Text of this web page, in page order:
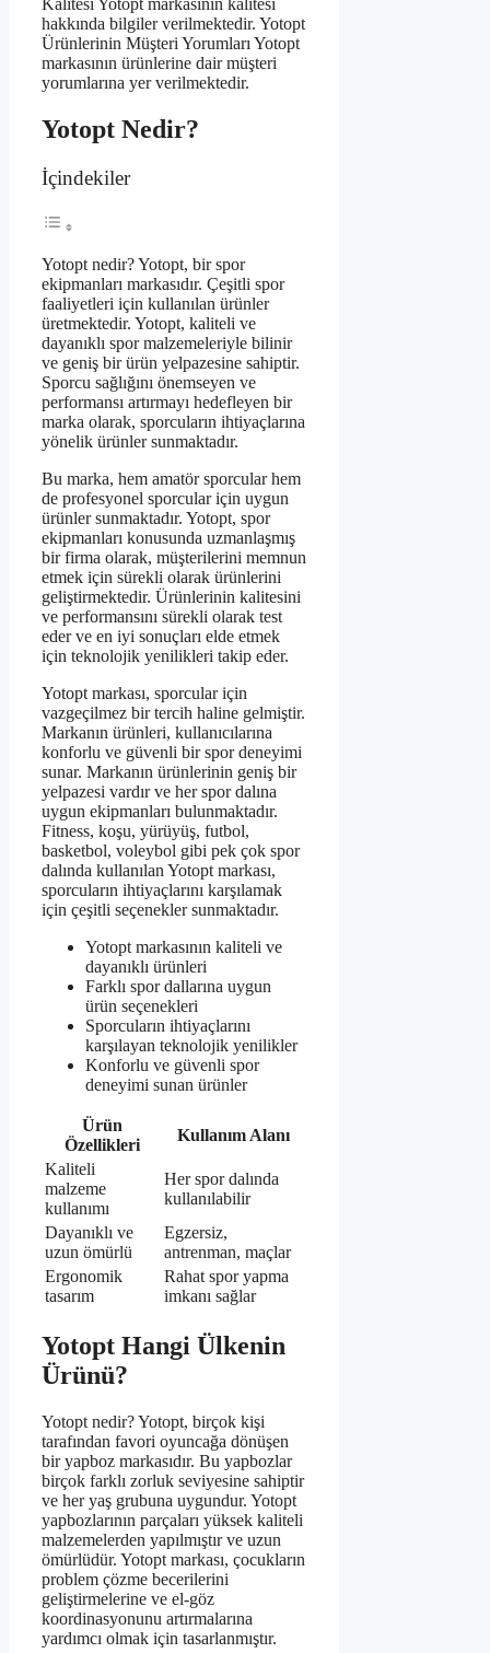
Kalitesi Yotopt markasının kalitesi
hakkında bilgiler verilmektedir. Yotopt
Ürünlerinin Müşteri Yorumları Yotopt
markasının ürünlerine dair müşteri
yorumlarına yer verilmektedir.
Yotopt Nedir?
İçindekiler
Yotopt nedir? Yotopt, bir spor
ekipmanları markasıdır. Çeşitli spor
faaliyetleri için kullanılan ürünler
üretmektedir. Yotopt, kaliteli ve
dayanıklı spor malzemeleriyle bilinir
ve geniş bir ürün yelpazesine sahiptir.
Sporcu sağlığını önemseyen ve
performansı artırmayı hedefleyen bir
marka olarak, sporcuların ihtiyaçlarına
yönelik ürünler sunmaktadır.
Bu marka, hem amatör sporcular hem
de profesyonel sporcular için uygun
ürünler sunmaktadır. Yotopt, spor
ekipmanları konusunda uzmanlaşmış
bir firma olarak, müşterilerini memnun
etmek için sürekli olarak ürünlerini
geliştirmektedir. Ürünlerinin kalitesini
ve performansını sürekli olarak test
eder ve en iyi sonuçları elde etmek
için teknolojik yenilikleri takip eder.
Yotopt markası, sporcular için
vazgeçilmez bir tercih haline gelmiştir.
Markanın ürünleri, kullanıcılarına
konforlu ve güvenli bir spor deneyimi
sunar. Markanın ürünlerinin geniş bir
yelpazesi vardır ve her spor dalına
uygun ekipmanları bulunmaktadır.
Fitness, koşu, yürüyüş, futbol,
basketbol, voleybol gibi pek çok spor
dalında kullanılan Yotopt markası,
sporcuların ihtiyaçlarını karşılamak
için çeşitli seçenekler sunmaktadır.
Yotopt markasının kaliteli ve
dayanıklı ürünleri
Farklı spor dallarına uygun
ürün seçenekleri
Sporcuların ihtiyaçlarını
karşılayan teknolojik yenilikler
Konforlu ve güvenli spor
deneyimi sunan ürünler
Ürün
Özellikleri
Kullanım Alanı
Kaliteli
malzeme
kullanımı
Her spor dalında
kullanılabilir
Dayanıklı ve
uzun ömürlü
Egzersiz,
antrenman, maçlar
Ergonomik
tasarım
Rahat spor yapma
imkanı sağlar
Yotopt Hangi Ülkenin
Ürünü?
Yotopt nedir? Yotopt, birçok kişi
tarafından favori oyuncağa dönüşen
bir yapboz markasıdır. Bu yapbozlar
birçok farklı zorluk seviyesine sahiptir
ve her yaş grubuna uygundur. Yotopt
yapbozlarının parçaları yüksek kaliteli
malzemelerden yapılmıştır ve uzun
ömürlüdür. Yotopt markası, çocukların
problem çözme becerilerini
geliştirmelerine ve el-göz
koordinasyonunu artırmalarına
yardımcı olmak için tasarlanmıştır.